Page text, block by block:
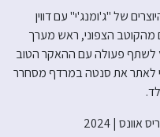
של "ג'ומנג'י" עם דווין
מהקוטב הצפוני, ראש מערך
לשתף פעולה עם ההאקר הטוב
לאתר את סנטה במרדף מסחרר
| 2024